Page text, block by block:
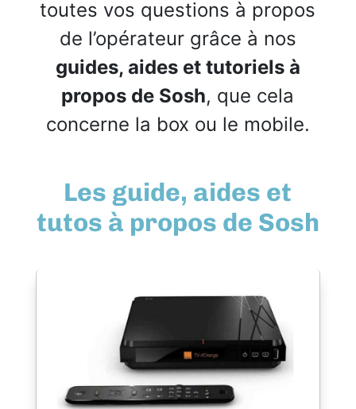
toutes vos questions à propos
de l’opérateur grâce à nos
guides, aides et tutoriels à
propos de Sosh, que cela
concerne la box ou le mobile.
Les guide, aides et
tutos à propos de Sosh